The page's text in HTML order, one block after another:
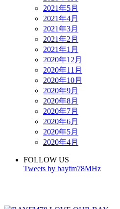
2021年5月
2021年4月
2021年3月
2021年2月
2021年1月
2020年12月
2020年11月
2020年10月
2020年9月
2020年8月
2020年7月
2020年6月
2020年5月
2020年4月
FOLLOW US
Tweets by bayfm78MHz